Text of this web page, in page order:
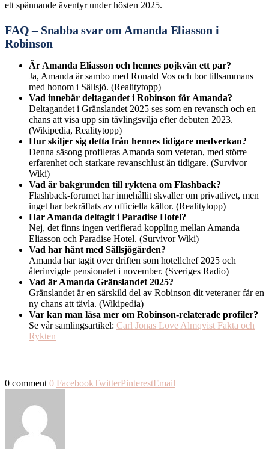
ett spännande äventyr under hösten 2025.
FAQ – Snabba svar om Amanda Eliasson i
Robinson
Är Amanda Eliasson och hennes pojkvän ett par?
Ja, Amanda är sambo med Ronald Vos och bor tillsammans
med honom i Sällsjö. (Realitytopp)
Vad innebär deltagandet i Robinson för Amanda?
Deltagandet i Gränslandet 2025 ses som en revansch och en
chans att visa upp sin tävlingsvilja efter debuten 2023.
(Wikipedia, Realitytopp)
Hur skiljer sig detta från hennes tidigare medverkan?
Denna säsong profileras Amanda som veteran, med större
erfarenhet och starkare revanschlust än tidigare. (Survivor
Wiki)
Vad är bakgrunden till ryktena om Flashback?
Flashback-forumet har innehållit skvaller om privatlivet, men
inget har bekräftats av officiella källor. (Realitytopp)
Har Amanda deltagit i Paradise Hotel?
Nej, det finns ingen verifierad koppling mellan Amanda
Eliasson och Paradise Hotel. (Survivor Wiki)
Vad har hänt med Sällsjögården?
Amanda har tagit över driften som hotellchef 2025 och
återinvigde pensionatet i november. (Sveriges Radio)
Vad är Amanda Gränslandet 2025?
Gränslandet är en särskild del av Robinson dit veteraner får en
ny chans att tävla. (Wikipedia)
Var kan man läsa mer om Robinson-relaterade profiler?
Se vår samlingsartikel: Carl Jonas Love Almqvist Fakta och
Rykten
0 comment 0 FacebookTwitterPinterestEmail